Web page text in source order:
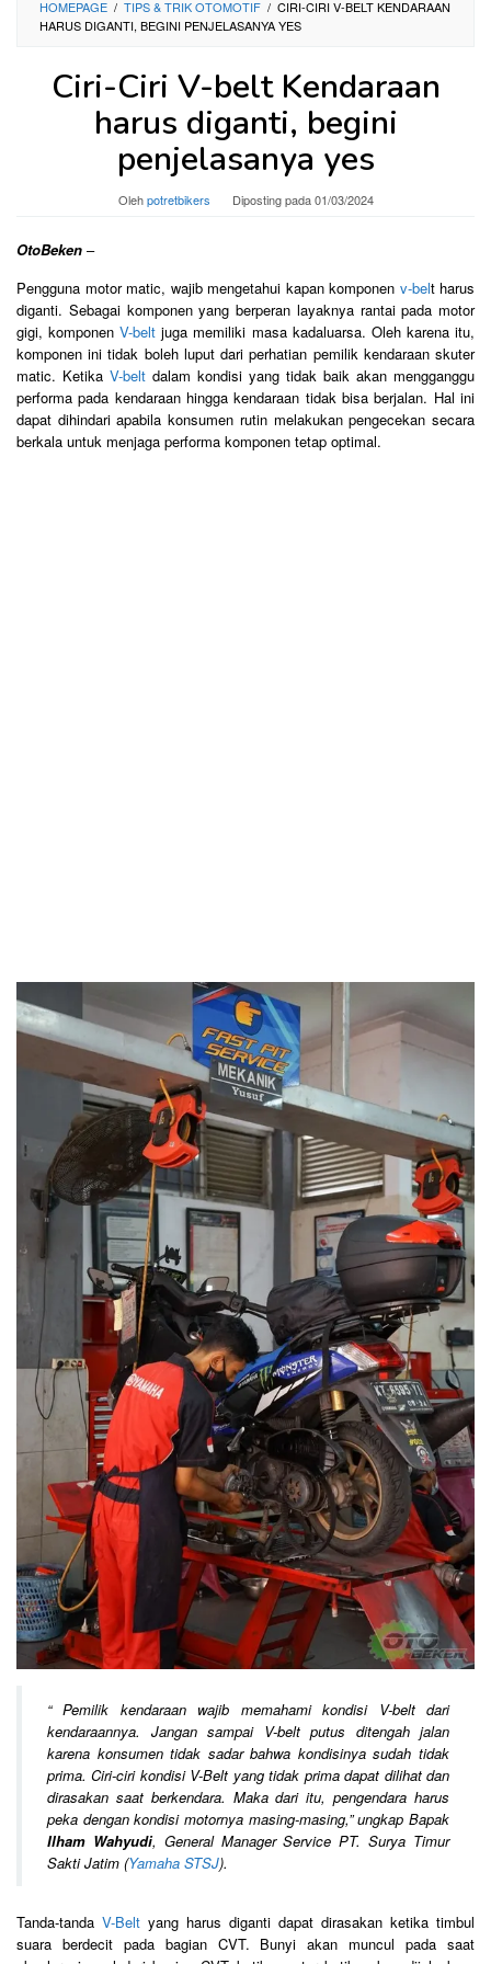
HOMEPAGE / TIPS & TRIK OTOMOTIF / CIRI-CIRI V-BELT KENDARAAN
HARUS DIGANTI, BEGINI PENJELASANYA YES
Ciri-Ciri V-belt Kendaraan
harus diganti, begini
penjelasanya yes
Olehpotretbikers Diposting pada01/03/2024
OtoBeken –
Pengguna motor matic, wajib mengetahui kapan komponen v-belt harus
diganti. Sebagai komponen yang berperan layaknya rantai pada motor
gigi, komponenV-belt juga memiliki masa kadaluarsa. Oleh karena itu,
komponen ini tidak boleh luput dari perhatian pemilik kendaraan skuter
matic. Ketika V-belt dalam kondisi yang tidak baik akan mengganggu
performa pada kendaraan hingga kendaraan tidak bisa berjalan. Hal ini
dapat dihindari apabila konsumen rutin melakukan pengecekan secara
berkala untuk menjaga performa komponen tetap optimal.
“Pemilik kendaraan wajib memahami kondisi V-belt dari
kendaraannya. Jangan sampai V-belt putus ditengah jalan
karena konsumen tidak sadar bahwa kondisinya sudah tidak
prima. Ciri-ciri kondisi V-Belt yang tidak prima dapat dilihat dan
dirasakan saat berkendara. Maka dari itu, pengendara harus
peka dengan kondisi motornya masing-masing,” ungkap Bapak
Ilham Wahyudi, General Manager Service PT. Surya Timur
Sakti Jatim (Yamaha STSJ).
Tanda-tanda V-Belt yang harus diganti dapat dirasakan ketika timbul
suara berdecit pada bagian CVT. Bunyi akan muncul pada saat